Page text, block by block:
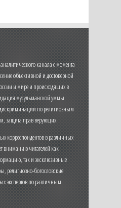
канала с момента
объективной и достоверной
и мире и происходящих в
мусульманской уммы
по религиозным
защита прав верующих.
корреспондентов в различных
вниманию читателей как
так и эксклюзивные
религиозно-богословские
экспертов по различным